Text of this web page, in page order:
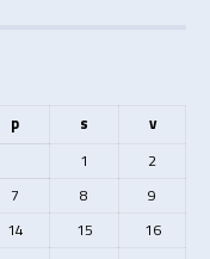
p s v
1
2
7 8
9
14 15
16